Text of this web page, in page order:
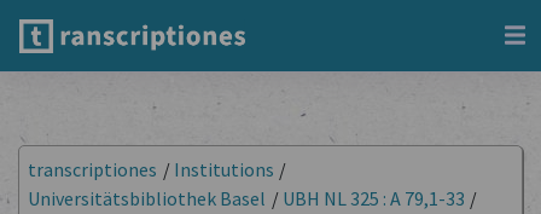
transcriptiones / Institutions /
Universitätsbibliothek Basel / UBH NL 325 : A 79,1-33 /